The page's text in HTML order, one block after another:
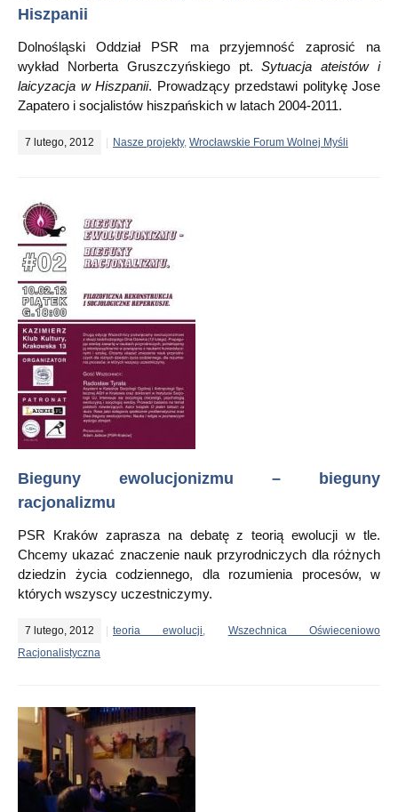
Hiszpanii
Dolnośląski Oddział PSR ma przyjemność zaprosić na
wykład Norberta Gruszczyńskiego pt.Sytuacja ateistów i
laicyzacja w Hiszpanii. Prowadzący przedstawi politykę Jose
Zapatero i socjalistów hiszpańskich w latach 2004-2011.
7 lutego, 2012 Nasze projekty, Wrocławskie Forum Wolnej Myśli
Bieguny ewolucjonizmu – bieguny
racjonalizmu
PSR Kraków zaprasza na debatę z teorią ewolucji w tle.
Chcemy ukazać znaczenie nauk przyrodniczych dla różnych
dziedzin życia codziennego, dla rozumienia procesów, w
których wszyscy uczestniczymy.
7 lutego, 2012 teoria ewolucji, Wszechnica Oświeceniowo
Racjonalistyczna